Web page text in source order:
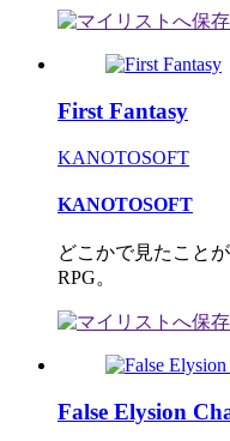
First Fantasy
KANOTOSOFT
KANOTOSOFT
どこかで見たこと
RPG。
False Elysion